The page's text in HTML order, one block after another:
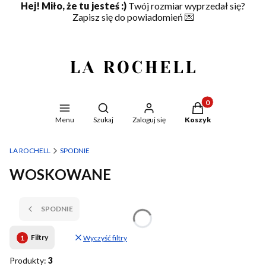
Hej! Miło, że tu jesteś :) Twój rozmiar wyprzedał się?
Zapisz się do powiadomień 💌
Menu
Otwórz wyszukiwarkę
Szukaj Zaloguj się
Produkty w
Koszyk
LA ROCHELL SPODNIE
WOSKOWANE
SPODNIE
Filtry Wyczyść filtry
Produkty: 3